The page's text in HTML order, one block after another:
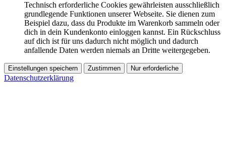
Technisch erforderliche Cookies gewährleisten ausschließlich
grundlegende Funktionen unserer Webseite. Sie dienen zum
Beispiel dazu, dass du Produkte im Warenkorb sammeln oder
dich in dein Kundenkonto einloggen kannst. Ein Rückschluss
auf dich ist für uns dadurch nicht möglich und dadurch
anfallende Daten werden niemals an Dritte weitergegeben.
Einstellungen speichern Zustimmen Nur erforderliche
Datenschutzerklärung